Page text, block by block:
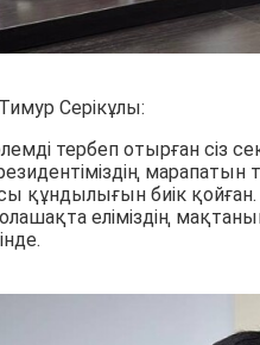
Серікұлы:
тербеп отырған сіз
марапатын
құндылығын биік
еліміздің